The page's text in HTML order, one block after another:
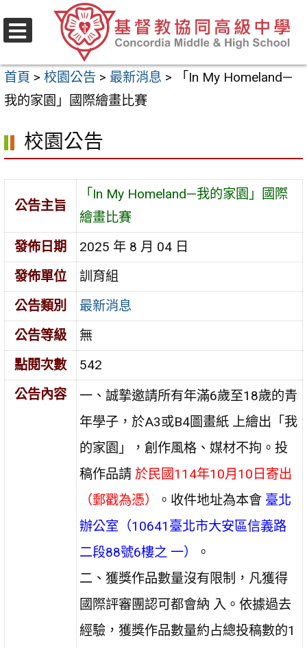
至
要
內
區
首頁 > 校園公告 > 最新消息 >
「In My Homeland—
我的家園」國際繪畫比賽
校園公告
公告主旨
「In My Homeland—我的家園」國際
繪畫比賽
發佈日期
2025 年 8 月 04 日
發佈單位
訓育組
公告類別
最新消息
公告等級
無
點閱次數
542
公告內容
一、誠摯邀請所有年滿6歲至18歲的青
年學子，於A3或B4圖畫紙 上繪出「我
的家園」，創作風格、媒材不拘。投
稿作品請 於民國114年10月10日寄出
（郵戳為憑）
。收件地址為本會 臺北
辦公室（10641臺北市大安區信義路
二段88號6樓之 一）
。
二、獲獎作品數量沒有限制，凡獲得
國際評審團認可都會納 入。依據過去
經驗，獲獎作品數量約占總投稿數的1
選
單